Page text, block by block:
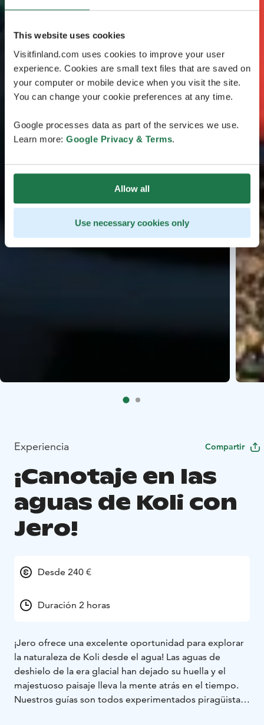
This website uses cookies
Visitfinland.com uses cookies to improve your user
experience. Cookies are small text files that are saved on
your computer or mobile device when you visit the site.
You can change your cookie preferences at any time.
Google processes data as part of the services we use.
Learn more: Google Privacy & Terms.
Allow all
Use necessary cookies only
Experiencia Compartir
¡Canotaje en las
aguas de Koli con
Jero!
Desde 240 €
Duración 2 horas
¡Jero ofrece una excelente oportunidad para explorar
la naturaleza de Koli desde el agua! Las aguas de
deshielo de la era glacial han dejado su huella y el
majestuoso paisaje lleva la mente atrás en el tiempo.
Nuestros guías son todos experimentados piragüistas